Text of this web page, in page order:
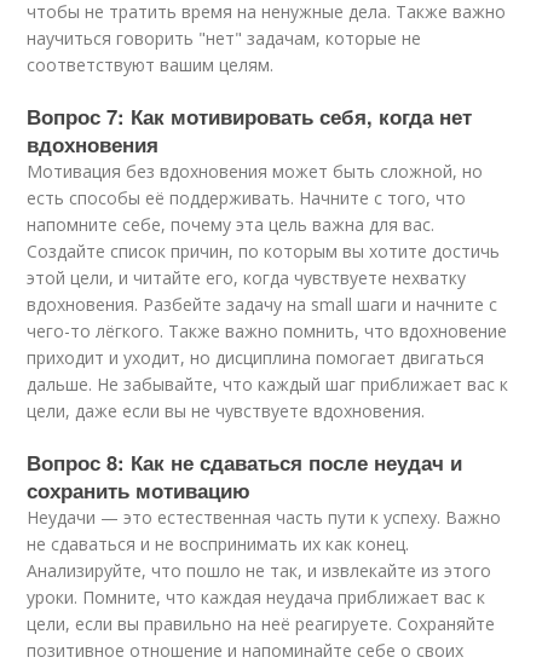
чтобы не тратить время на ненужные дела. Также важно
научиться говорить "нет" задачам, которые не
соответствуют вашим целям.
Вопрос 7: Как мотивировать себя, когда нет
вдохновения
Мотивация без вдохновения может быть сложной, но
есть способы её поддерживать. Начните с того, что
напомните себе, почему эта цель важна для вас.
Создайте список причин, по которым вы хотите достичь
этой цели, и читайте его, когда чувствуете нехватку
вдохновения. Разбейте задачу на small шаги и начните с
чего-то лёгкого. Также важно помнить, что вдохновение
приходит и уходит, но дисциплина помогает двигаться
дальше. Не забывайте, что каждый шаг приближает вас к
цели, даже если вы не чувствуете вдохновения.
Вопрос 8: Как не сдаваться после неудач и
сохранить мотивацию
Неудачи — это естественная часть пути к успеху. Важно
не сдаваться и не воспринимать их как конец.
Анализируйте, что пошло не так, и извлекайте из этого
уроки. Помните, что каждая неудача приближает вас к
цели, если вы правильно на неё реагируете. Сохраняйте
позитивное отношение и напоминайте себе о своих